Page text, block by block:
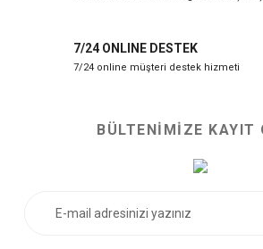
7/24 ONLINE DESTEK
7/24 online müşteri destek hizmeti
BÜLTENİMİZE KAYIT